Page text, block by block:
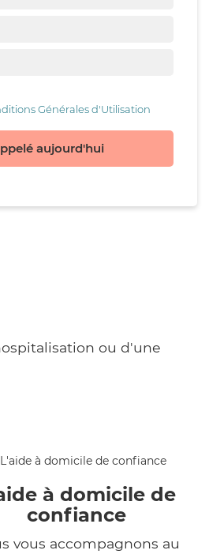
Générales d'Utilisation
aujourd'hui
ou d'une
à domicile de
confiance
vous accompagnons au